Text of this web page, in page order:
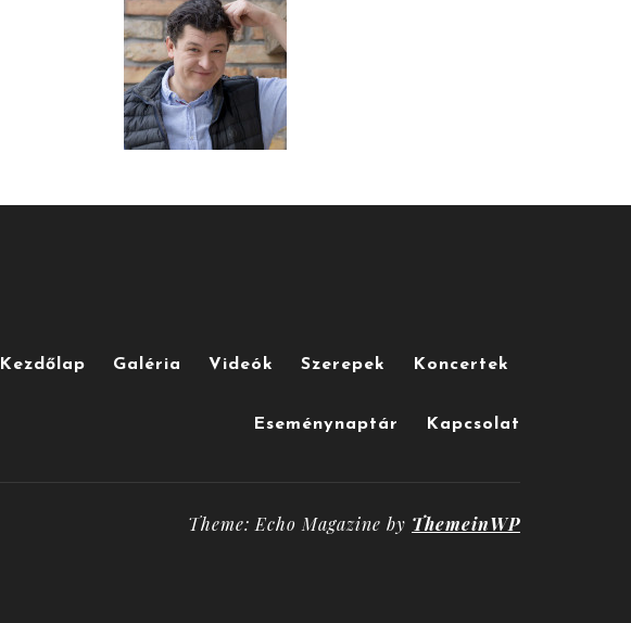
Kezdőlap Galéria Videók Szerepek Koncertek
Eseménynaptár Kapcsolat
Theme: Echo Magazine by ThemeinWP